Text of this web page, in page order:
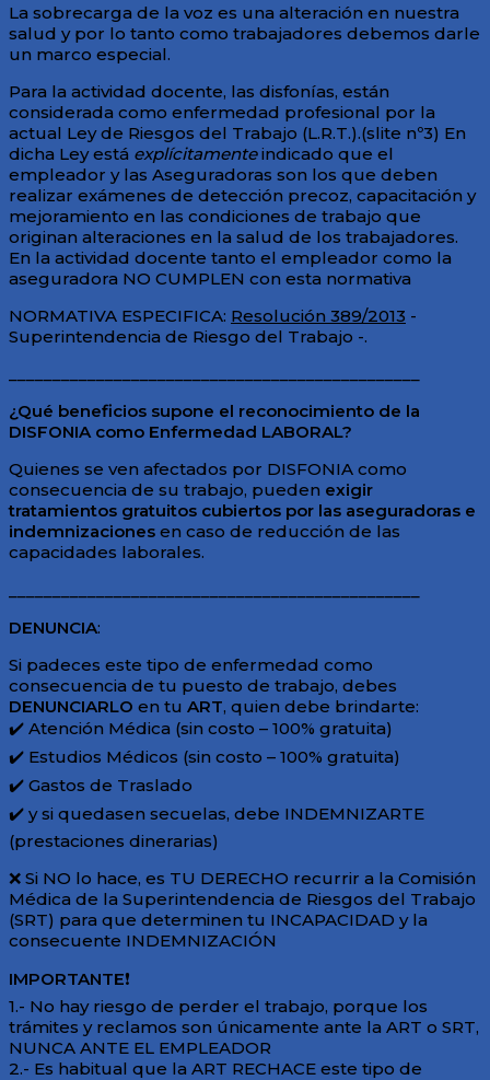
La sobrecarga de la voz es una alteración en nuestra
salud y por lo tanto como trabajadores debemos darle
un marco especial.
Para la actividad docente, las disfonías, están
considerada como enfermedad profesional por la
actual Ley de Riesgos del Trabajo (L.R.T.).(slite nº3) En
dicha Ley está explícitamenteindicado que el
empleador y las Aseguradoras son los que deben
realizar exámenes de detección precoz, capacitación y
mejoramiento en las condiciones de trabajo que
originan alteraciones en la salud de los trabajadores.
En la actividad docente tanto el empleador como la
aseguradora NO CUMPLEN con esta normativa
NORMATIVA ESPECIFICA: Resolución 389/2013 -
Superintendencia de Riesgo del Trabajo -.
¿Qué beneficios supone el reconocimiento de la
DISFONIA como Enfermedad LABORAL?
Quienes se ven afectados por DISFONIA como
consecuencia de su trabajo, pueden exigir
tratamientos gratuitos cubiertos por las aseguradoras e
indemnizaciones en caso de reducción de las
capacidades laborales.
DENUNCIA:
Si padeces este tipo de enfermedad como
consecuencia de tu puesto de trabajo, debes
DENUNCIARLO en tu ART, quien debe brindarte:
✔️ Atención Médica (sin costo – 100% gratuita)
✔️ Estudios Médicos (sin costo – 100% gratuita)
✔️ Gastos de Traslado
✔️ y si quedasen secuelas, debe INDEMNIZARTE
(prestaciones dinerarias)
❌ Si NO lo hace, es TU DERECHO recurrir a la Comisión
Médica de la Superintendencia de Riesgos del Trabajo
(SRT) para que determinen tu INCAPACIDAD y la
consecuente INDEMNIZACIÓN
IMPORTANTE❗
1.- No hay riesgo de perder el trabajo, porque los
trámites y reclamos son únicamente ante la ART o SRT,
NUNCA ANTE EL EMPLEADOR
2.- Es habitual que la ART RECHACE este tipo de